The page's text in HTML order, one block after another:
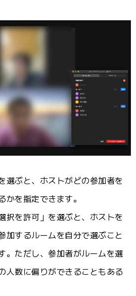
選ぶと、ホストがどの参加者を
かを指定できます。
択を許可」を選ぶと、ホストを
加するルームを自分で選ぶこと
。ただし、参加者がルームを選
人数に偏りができることもある